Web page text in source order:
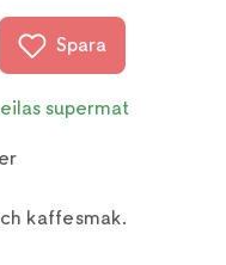
Spara
supermat
kaffesmak.